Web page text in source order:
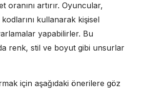
oranını artırır. Oyuncular,
kodlarını kullanarak kişisel
yapabilirler. Bu
renk, stil ve boyut gibi unsurlar
için aşağıdaki önerilere göz